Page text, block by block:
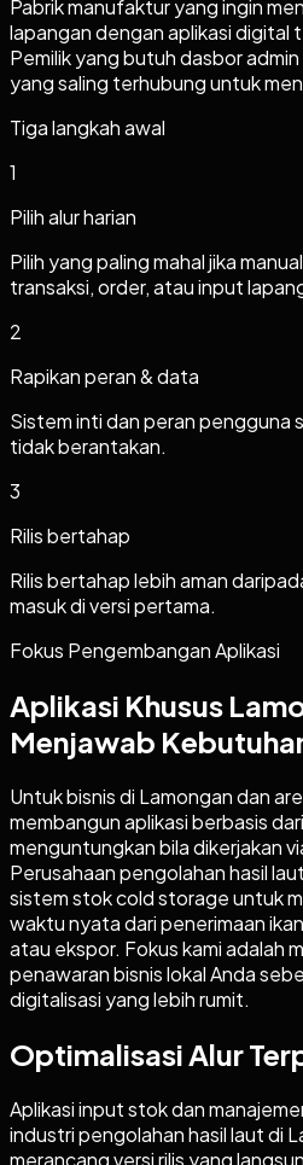
Pabrik manufaktur yang ingin
lapangan dengan aplikasi digital
Pemilik yang butuh dasbor
yang saling terhubung untuk
Tiga langkah awal
1
Pilih alur harian
Pilih yang paling mahal jika
transaksi, order, atau input
2
Rapikan peran & data
Sistem inti dan peran pengguna
tidak berantakan.
3
Rilis bertahap
Rilis bertahap lebih aman
masuk di versi pertama.
Fokus Pengembangan Aplikasi
Aplikasi Khusus
Menjawab
Untuk bisnis di Lamongan dan
membangun aplikasi berbasis
menguntungkan bila dikerjakan
Perusahaan pengolahan hasil
sistem stok cold storage untuk
waktu nyata dari penerimaan
atau ekspor. Fokus kami adalah
penawaran bisnis lokal Anda
digitalisasi yang lebih rumit.
Optimalisasi Alur
Aplikasi input stok dan
industri pengolahan hasil laut di
merancang versi rilis yang